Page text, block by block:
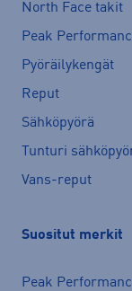
North Face takit
Peak
Pyöräilykengät
Reput
Sähköpyörä
Tunturi
Vans-reput
Suositut merkit
Peak